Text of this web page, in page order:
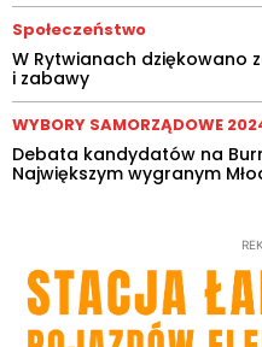
Społeczeństwo
W Rytwianach dziękowano
i zabawy
WYBORY SAMORZĄDOWE
Debata kandydatów na
Największym wygranym